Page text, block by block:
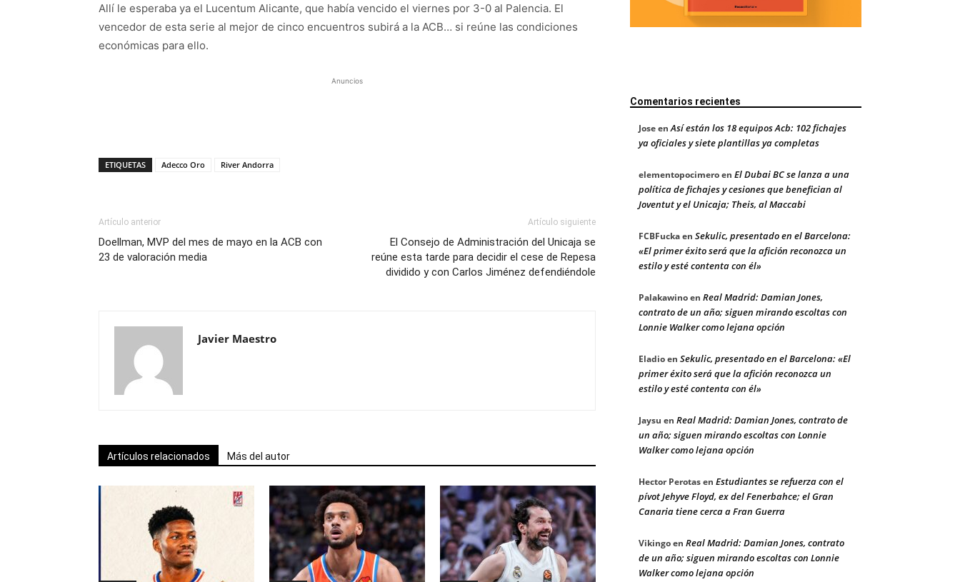
Allí le esperaba ya el Lucentum Alicante, que había vencido el viernes por 3-0 al Palencia. El
vencedor de esta serie al mejor de cinco encuentros subirá a la ACB… si reúne las condiciones
económicas para ello.
Anuncios
ETIQUETAS Adecco Oro River Andorra
Artículo anterior
Doellman, MVP del mes de mayo en la ACB con
23 de valoración media
Artículo siguiente
El Consejo de Administración del Unicaja se
reúne esta tarde para decidir el cese de Repesa
dividido y con Carlos Jiménez defendiéndole
Javier Maestro
Artículos relacionados Más del autor
Comentarios recientes
JoseenAsí están los 18 equipos Acb: 102 fichajes
ya oficiales y siete plantillas ya completas
elementopocimeroen El Dubai BC se lanza a una
política de fichajes y cesiones que benefician al
Joventut y el Unicaja; Theis, al Maccabi
FCBFuckaen Sekulic, presentado en el Barcelona:
«El primer éxito será que la afición reconozca un
estilo y esté contenta con él»
Palakawinoen Real Madrid: Damian Jones,
contrato de un año; siguen mirando escoltas con
Lonnie Walker como lejana opción
Eladioen Sekulic, presentado en el Barcelona: «El
primer éxito será que la afición reconozca un
estilo y esté contenta con él»
Jaysu en Real Madrid: Damian Jones, contrato de
un año; siguen mirando escoltas con Lonnie
Walker como lejana opción
Hector Perotasen Estudiantes se refuerza con el
pívot Jehyve Floyd, ex del Fenerbahce; el Gran
Canaria tiene cerca a Fran Guerra
Vikingoen Real Madrid: Damian Jones, contrato
de un año; siguen mirando escoltas con Lonnie
Walker como lejana opción